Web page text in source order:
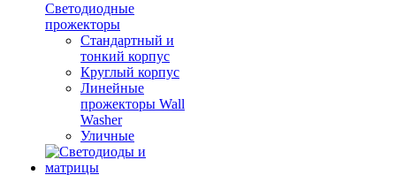
Светодиодные
прожекторы
Стандартный и
тонкий корпус
Круглый корпус
Линейные
прожекторы Wall
Washer
Уличные